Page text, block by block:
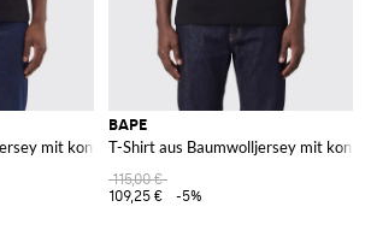
mit kontrastierendem Brustlogo
BAPE
T-Shirt aus Baumwolljersey mit
115,00 €
109,25 €
-5%